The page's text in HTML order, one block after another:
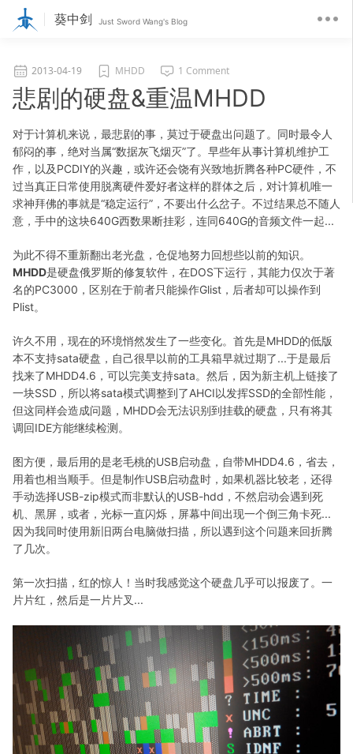
葵中剑 Just Sword Wang's Blog
2013-04-19 MHDD 1 Comment
悲剧的硬盘&重温MHDD
对于计算机来说，最悲剧的事，莫过于硬盘出问题了。同时最令人
郁闷的事，绝对当属“数据灰飞烟灭”了。早些年从事计算机维护工
作，以及PCDIY的兴趣，或许还会饶有兴致地折腾各种PC硬件，不
过当真正日常使用脱离硬件爱好者这样的群体之后，对计算机唯一
求神拜佛的事就是“稳定运行”，不要出什么岔子。不过结果总不随人
意，手中的这块640G西数果断挂彩，连同640G的音频文件一起...
为此不得不重新翻出老光盘，仓促地努力回想些以前的知识。
MHDD是硬盘俄罗斯的修复软件，在DOS下运行，其能力仅次于著
名的PC3000，区别在于前者只能操作Glist，后者却可以操作到
Plist。
许久不用，现在的环境悄然发生了一些变化。首先是MHDD的低版
本不支持sata硬盘，自己很早以前的工具箱早就过期了...于是最后
找来了MHDD4.6，可以完美支持sata。然后，因为新主机上链接了
一块SSD，所以将sata模式调整到了AHCI以发挥SSD的全部性能，
但这同样会造成问题，MHDD会无法识别到挂载的硬盘，只有将其
调回IDE方能继续检测。
图方便，最后用的是老毛桃的USB启动盘，自带MHDD4.6，省去，
用着也相当顺手。但是制作USB启动盘时，如果机器比较老，还得
手动选择USB-zip模式而非默认的USB-hdd，不然启动会遇到死
机、黑屏，或者，光标一直闪烁，屏幕中间出现一个倒三角卡死...
因为我同时使用新旧两台电脑做扫描，所以遇到这个问题来回折腾
了几次。
第一次扫描，红的惊人！当时我感觉这个硬盘几乎可以报废了。一
片片红，然后是一片片叉...